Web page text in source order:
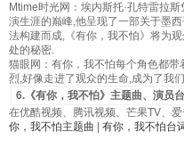
Mtime时光网：埃内斯托·孔特雷拉
演生涯的巅峰,他呈现了一部关于墨
法构建而成,《有你，我不怕》将为
处的秘密.
猫眼网：有你，我不怕每个角色都
烈,好像走进了观众的生命,成为了我
6.《有你，我不怕》主题曲、演员
在优酷视频、腾讯视频、芒果TV、
你，我不怕主题曲
有你，我不怕台